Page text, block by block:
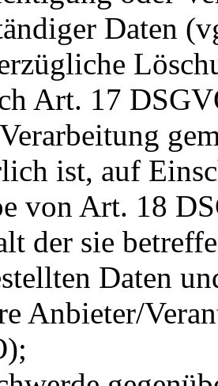
Daten
Art. 17
ist, auf
von Art. 18
der sie
Daten
Anbieter/